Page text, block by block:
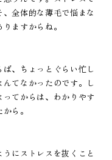
全体的な薄毛で悩まな
ますからね。
、ちょっとぐらい忙し
てなかったのです。し
てからは、わかりやす
ら。
にストレスを抜くこと